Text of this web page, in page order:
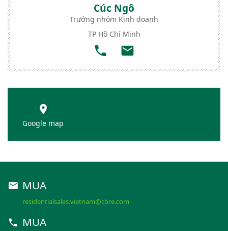
Cúc Ngô
Trưởng nhóm Kinh doanh
TP Hồ Chí Minh
Google map
MUA
residentialsales.vietnam@cbre.com
MUA